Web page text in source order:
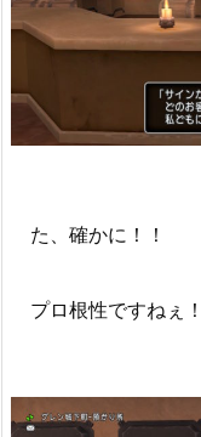
た、確かに！！
プロ根性ですねぇ！